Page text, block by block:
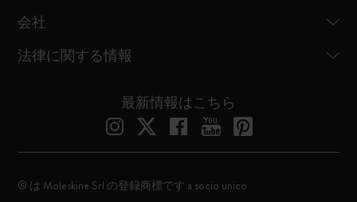
会社
法律に関する情報
最新情報はこちら
© は Moleskine Srl の登録商標です a socio unico